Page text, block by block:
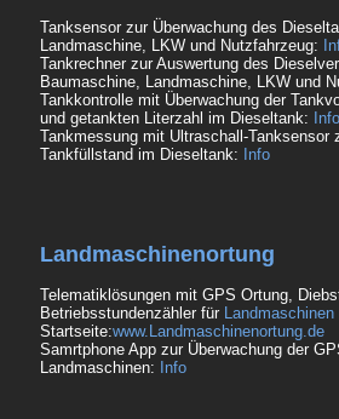
Tanksensor zur Überwachung des
Landmaschine, LKW und Nutzfahrzeug:
Tankrechner zur Auswertung des
Baumaschine, Landmaschine, LKW und
Tankkontrolle mit Überwachung der
und getankten Literzahl im Dieseltank:
Info
Tankmessung mit Ultraschall-Tanksensor
Tankfüllstand im Dieseltank:
Info
Landmaschinenortung
Telematiklösungen mit GPS Ortung,
Betriebsstundenzähler für
Landmaschinen
Startseite:www.Landmaschinenortung.de
Samrtphone App zur Überwachung der
Landmaschinen:
Info